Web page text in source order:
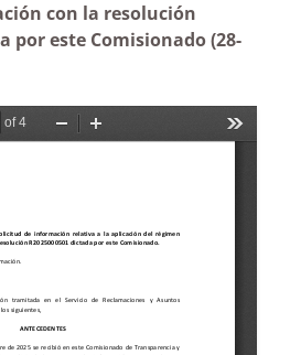
con la resolución
por este Comisionado(28-